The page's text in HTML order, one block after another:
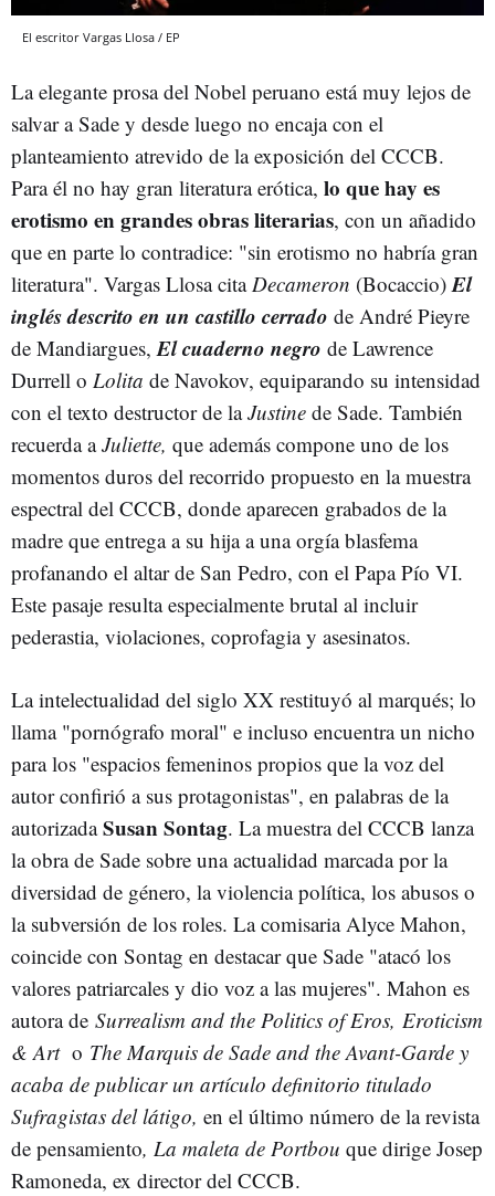
El escritor Vargas Llosa / EP
La elegante prosa del Nobel peruano está muy lejos de
salvar a Sade y desde luego no encaja con el
planteamiento atrevido de la exposición del CCCB.
Para él no hay gran literatura erótica, lo que hay es
erotismo en grandes obras literarias, con un añadido
que en parte lo contradice: "sin erotismo no habría gran
literatura". Vargas Llosa citaDecameron (Bocaccio)El
inglés descrito en un castillo cerrado de André Pieyre
de Mandiargues,El cuaderno negro de Lawrence
Durrell o Lolita de Navokov, equiparando su intensidad
con el texto destructor de laJustine de Sade. También
recuerda aJuliette, que además compone uno de los
momentos duros del recorrido propuesto en la muestra
espectral del CCCB, donde aparecen grabados de la
madre que entrega a su hija a una orgía blasfema
profanando el altar de San Pedro, con el Papa Pío VI.
Este pasaje resulta especialmente brutal al incluir
pederastia, violaciones, coprofagia y asesinatos.
La intelectualidad del siglo XX restituyó al marqués; lo
llama "pornógrafo moral" e incluso encuentra un nicho
para los "espacios femeninos propios que la voz del
autor confirió a sus protagonistas", en palabras de la
autorizadaSusan Sontag. La muestra del CCCB lanza
la obra de Sade sobre una actualidad marcada por la
diversidad de género, la violencia política, los abusos o
la subversión de los roles. La comisaria Alyce Mahon,
coincide con Sontag en destacar que Sade "atacó los
valores patriarcales y dio voz a las mujeres". Mahon es
autora de Surrealism and the Politics of Eros, Eroticism
& Arto The Marquis de Sade and the Avant-Garde y
acaba de publicar un artículo definitorio titulado
Sufragistas del látigo, en el último número de la revista
de pensamiento, La maleta de Portbou que dirige Josep
Ramoneda, ex director del CCCB.